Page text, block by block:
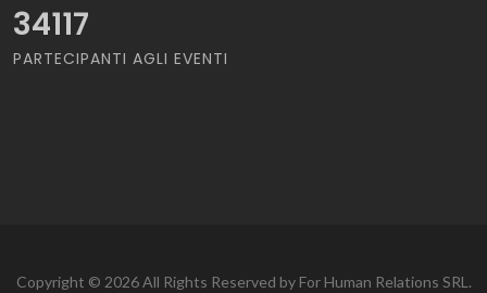
34117
PARTECIPANTI AGLI EVENTI
Copyright © 2026 All Rights Reserved by For Human Relations SRL.